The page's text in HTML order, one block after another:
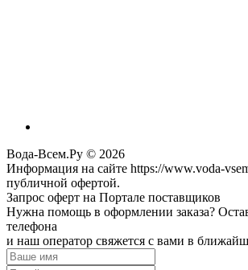
Вода-Всем.Ру © 2026
Информация на сайте https://www.voda-
публичной офертой.
Запрос оферт на Портале поставщиков
Нужна помощь в оформлении заказа?
телефона
и наш оператор свяжется с вами в